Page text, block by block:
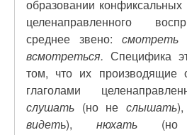
образовании конфиксальных
целенаправленного
среднее звено: смотреть
всмотреться. Специфика
том, что их производящие
глаголами
слушать (но не слышать),
видеть), нюхать